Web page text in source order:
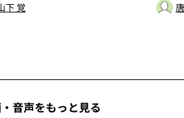
下 覚
音声をもっと見る